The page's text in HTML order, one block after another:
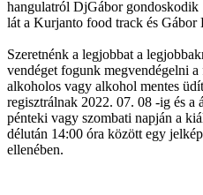
hangulatról DjGábor
lát a Kurjanto food track és
Szeretnénk a legjobbat a
vendéget fogunk megvendégelni
alkoholos vagy alkohol mentes
regisztrálnak 2022. 07. 08 -ig és a
pénteki vagy szombati napján a
délután 14:00 óra között egy
ellenében.